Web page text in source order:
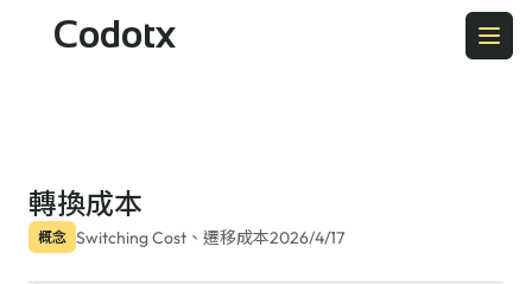
Codotx
轉換成本
概念 Switching Cost、遷移成本2026/4/17